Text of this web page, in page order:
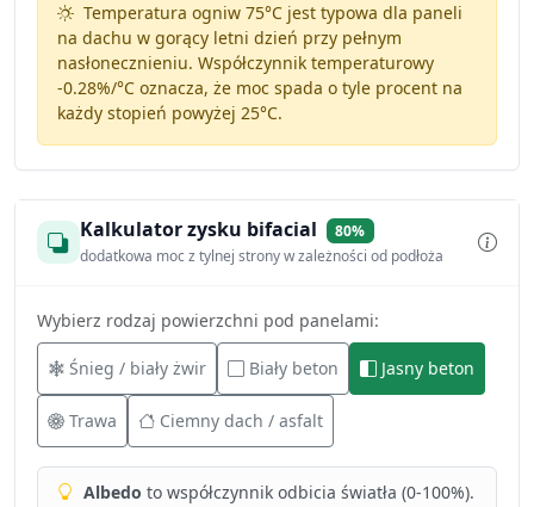
Temperatura ogniw 75°C jest typowa dla paneli
na dachu w gorący letni dzień przy pełnym
nasłonecznieniu. Współczynnik temperaturowy
-0.28%/°Coznacza, że moc spada o tyle procent na
każdy stopień powyżej 25°C.
Kalkulator zysku bifacial
80%
dodatkowa moc z tylnej strony w zależności od podłoża
Wybierz rodzaj powierzchni pod panelami:
Śnieg / biały żwir Biały beton Jasny beton
Trawa Ciemny dach / asfalt
Albedo to współczynnik odbicia światła (0-100%).